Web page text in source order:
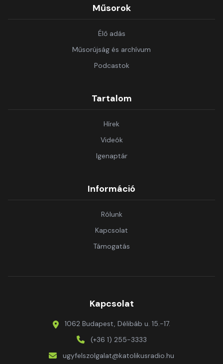
Műsorok
Élő adás
Műsorújság és archívum
Podcastok
Tartalom
Hírek
Videók
Igenaptár
Információ
Rólunk
Kapcsolat
Támogatás
Kapcsolat
1062 Budapest, Délibáb u. 15.-17.
(+36 1) 255-3333
ugyfelszolgalat@katolikusradio.hu